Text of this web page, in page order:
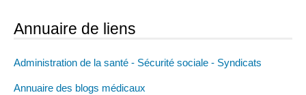
Annuaire de liens
Administration de la santé - Sécurité sociale - Syndicats
Annuaire des blogs médicaux